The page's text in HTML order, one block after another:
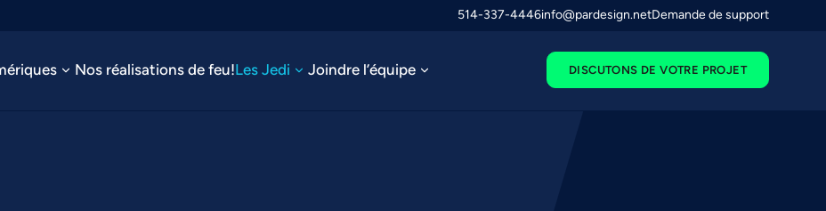
514-337-4446info@pardesign.netDemande de support
Nos réalisations de feu!Les Jedi Joindre l’équipe DISCUTONS DE VOTRE PROJET